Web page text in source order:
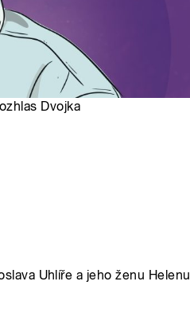
Dvojka
Uhlíře a jeho ženu Helenu